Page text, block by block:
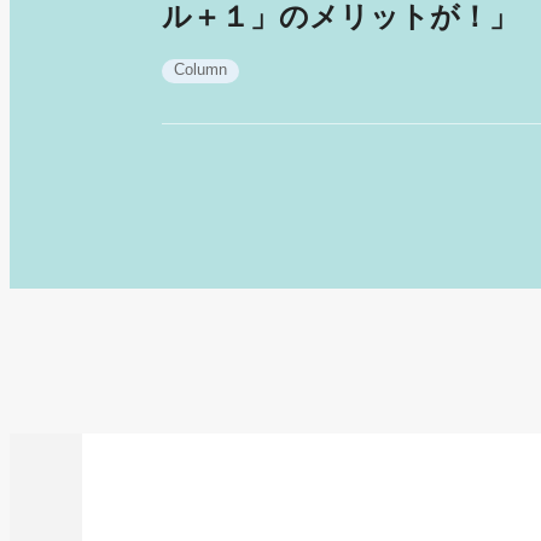
ル＋１」のメリットが！」
Column